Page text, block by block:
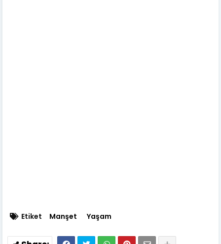
Etiket Manşet Yaşam